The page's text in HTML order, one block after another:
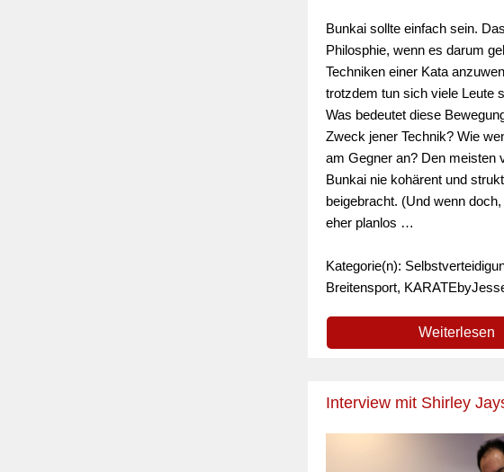
Bunkai sollte einfach sein.
Philosphie, wenn es darum
Techniken einer Kata
trotzdem tun sich viele Leute
Was bedeutet diese
Zweck jener Technik? Wie
am Gegner an? Den meisten
Bunkai nie kohärent und
beigebracht. (Und wenn
eher planlos …
Kategorie(n):
Breitensport,
Weiterlesen
Interview mit Shirley